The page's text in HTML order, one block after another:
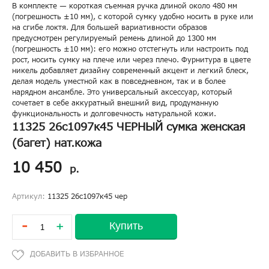
В комплекте — короткая съемная ручка длиной около 480 мм
(погрешность ±10 мм), с которой сумку удобно носить в руке или
на сгибе локтя. Для большей вариативности образов
предусмотрен регулируемый ремень длиной до 1300 мм
(погрешность ±10 мм): его можно отстегнуть или настроить под
рост, носить сумку на плече или через плечо. Фурнитура в цвете
никель добавляет дизайну современный акцент и легкий блеск,
делая модель уместной как в повседневном, так и в более
нарядном ансамбле. Это универсальный аксессуар, который
сочетает в себе аккуратный внешний вид, продуманную
функциональность и долговечность натуральной кожи.
11325 26с1097к45 ЧЕРНЫЙ сумка женская
(багет) нат.кожа
10 450 р.
Артикул: 11325 26с1097к45 чер
- + Купить